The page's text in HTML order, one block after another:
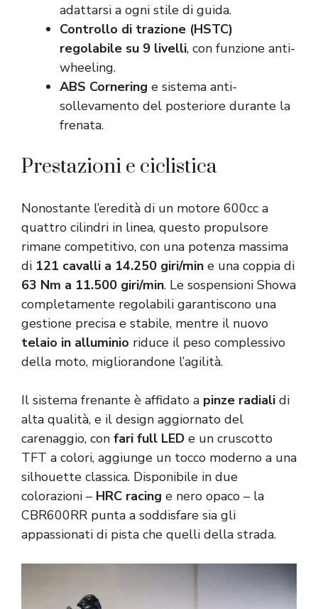
adattarsi a ogni stile di guida.
Controllo di trazione (HSTC)
regolabile su 9 livelli, con funzione anti-
wheeling.
ABS Cornering e sistema anti-
sollevamento del posteriore durante la
frenata.
Prestazioni e ciclistica
Nonostante l’eredità di un motore 600cc a
quattro cilindri in linea, questo propulsore
rimane competitivo, con una potenza massima
di 121 cavalli a 14.250 giri/min e una coppia di
63 Nm a 11.500 giri/min. Le sospensioni Showa
completamente regolabili garantiscono una
gestione precisa e stabile, mentre il nuovo
telaio in alluminio riduce il peso complessivo
della moto, migliorandone l’agilità.
Il sistema frenante è affidato a pinze radiali di
alta qualità, e il design aggiornato del
carenaggio, con fari full LED e un cruscotto
TFT a colori, aggiunge un tocco moderno a una
silhouette classica. Disponibile in due
colorazioni – HRC racing e nero opaco – la
CBR600RR punta a soddisfare sia gli
appassionati di pista che quelli della strada.